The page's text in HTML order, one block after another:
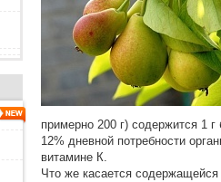
примерно 200 г) содержится 1
12% дневной потребности
витамине К.
Что же касается содержащейся